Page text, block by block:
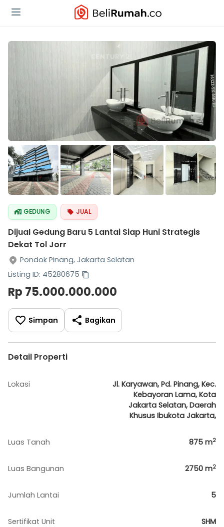
GEDUNG JUAL
Dijual Gedung Baru 5 Lantai Siap Huni Strategis
Dekat Tol Jorr
Pondok Pinang, Jakarta Selatan
Listing ID: 45280675
Rp 75.000.000.000
Simpan Bagikan
Detail Properti
Lokasi
Jl. Karyawan, Pd. Pinang, Kec.
Kebayoran Lama, Kota
Jakarta Selatan, Daerah
Khusus Ibukota Jakarta,
Luas Tanah 875 m2
Luas Bangunan 2750 m2
Jumlah Lantai 5
Sertifikat Unit SHM